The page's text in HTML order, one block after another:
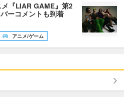
『LIAR GAME』第2
ーコメントも到着
アニメ/ゲーム